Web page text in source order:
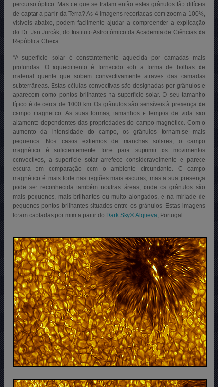
percurso óptico. Mas de que se tratam então estes grânulos tão difíceis
de captar a partir da Terra? As 4 imagens recortadas com zoom a 100%,
visíveis abaixo, podem facilmente ajudar a compreender a explicação
do Dr. Jan Jurcák, do Instituto Astronómico da Academia de Ciências da
República Checa:
“A superfície solar é constantemente aquecida por camadas mais
profundas. O aquecimento é fornecido sob a forma de bolhas de
material quente que sobem convectivamente através das camadas
subterrâneas. Estas células convectivas são designadas por grânulos e
aparecem como pontos brilhantes na superfície solar. O seu tamanho
típico é de cerca de 1000 km. Os grânulos são sensíveis à presença de
campo magnético. As suas formas, tamanhos e tempos de vida são
altamente dependentes das propriedades do campo magnético. Com o
aumento da intensidade do campo, os grânulos tornam-se mais
pequenos. Nos casos extremos de manchas solares, o campo
magnético é suficientemente forte para suprimir os movimentos
convectivos, a superfície solar arrefece consideravelmente e parece
escura em comparação com o ambiente circundante. O campo
magnético é mais forte nas regiões mais escuras, mas a sua presença
pode ser reconhecida também noutras áreas, onde os grânulos são
mais pequenos, mais brilhantes ou muito alongados, e na miríade de
pequenos pontos brilhantes situados entre os grânulos. Estas imagens
foram captadas por mim a partir do Dark Sky® Alqueva , Portugal.